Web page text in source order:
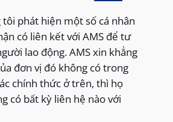
tôi phát hiện một số cá nhân
có liên kết với AMS để tư
lao động. AMS xin khẳng
đơn vị đó không có trong
chính thức ở trên, thì họ
có bất kỳ liên hệ nào với